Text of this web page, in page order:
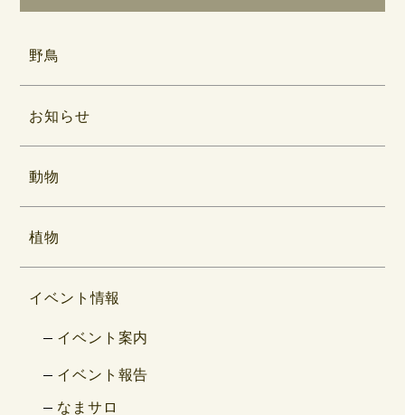
野鳥
お知らせ
動物
植物
イベント情報
イベント案内
イベント報告
なまサロ